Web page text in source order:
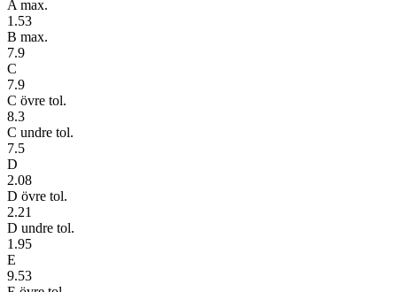
A max.
1.53
B max.
7.9
C
7.9
C övre tol.
8.3
C undre tol.
7.5
D
2.08
D övre tol.
2.21
D undre tol.
1.95
E
9.53